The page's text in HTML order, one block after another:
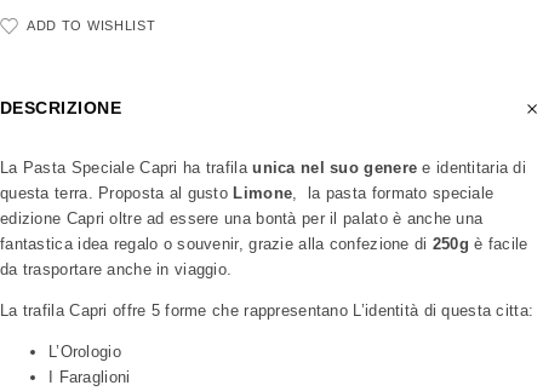
ADD TO WISHLIST
DESCRIZIONE
La Pasta Speciale Capri ha trafilaunica nel suo genere e identitaria di
questa terra. Proposta al gusto Limone , la pasta formato speciale
edizione Capri oltre ad essere una bontà per il palato è anche una
fantastica idea regalo o souvenir, grazie alla confezione di 250g è facile
da trasportare anche in viaggio.
La trafila Capri offre 5 forme che rappresentano L’identità di questa citta:
L’Orologio
I Faraglioni